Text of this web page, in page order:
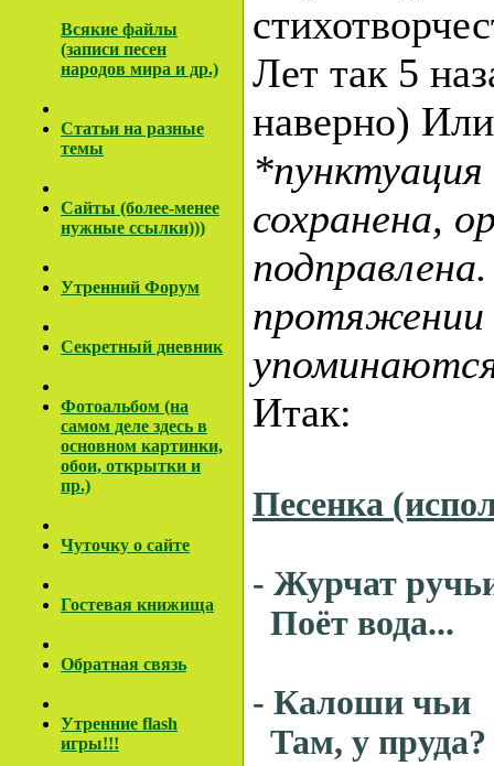
Всякие файлы
(записи песен
народов мира и др.)
Cтатьи на разные
темы
Сайты (более-менее
нужные ссылки)))
Утренний Форум
Секретный дневник
Фотоальбом (на
самом деле здесь в
основном картинки,
обои, открытки и
пр.)
Чуточку о сайте
Гостевая книжища
Обратная связь
Утренние flash
игры!!!
Лет так 5
наверно)
сохранена,
протяжении
Итак:
Песенка
- Журчат
Поёт вода...
- Калоши чьи
Там, у пруда?